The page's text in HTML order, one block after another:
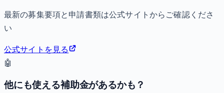
最新の募集要項と申請書類は公式サイトからご確認くださ
い
公式サイトを見る
🤖
他にも使える補助金があるかも？